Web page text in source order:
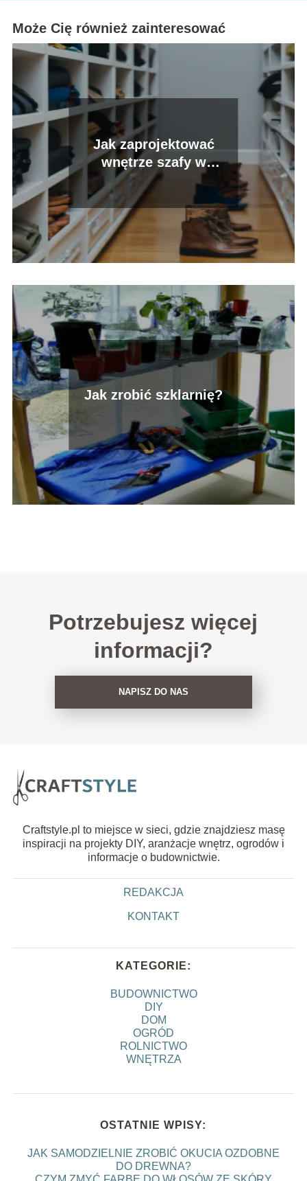
Może Cię również zainteresować
Jak zaprojektować
wnętrze szafy w
przedpokoju?
Jak zrobić szklarnię?
Potrzebujesz więcej
informacji?
NAPISZ DO NAS
Craftstyle.pl to miejsce w sieci, gdzie znajdziesz masę
inspiracji na projekty DIY, aranżacje wnętrz, ogrodów i
informacje o budownictwie.
REDAKCJA
KONTAKT
KATEGORIE:
BUDOWNICTWO
DIY
DOM
OGRÓD
ROLNICTWO
WNĘTRZA
OSTATNIE WPISY:
JAK SAMODZIELNIE ZROBIĆ OKUCIA OZDOBNE
DO DREWNA?